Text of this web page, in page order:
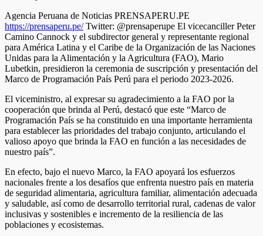
Agencia Peruana de Noticias PRENSAPERU.PE
https://prensaperu.pe/Twitter: @prensaperupe El vicecanciller Peter
Camino Cannock y el subdirector general y representante regional
para América Latina y el Caribe de la Organización de las Naciones
Unidas para la Alimentación y la Agricultura (FAO), Mario
Lubetkin, presidieron la ceremonia de suscripción y presentación del
Marco de Programación País Perú para el periodo 2023-2026.
El viceministro, al expresar su agradecimiento a la FAO por la
cooperación que brinda al Perú, destacó que este “Marco de
Programación País se ha constituido en una importante herramienta
para establecer las prioridades del trabajo conjunto, articulando el
valioso apoyo que brinda la FAO en función a las necesidades de
nuestro país”.
En efecto, bajo el nuevo Marco, la FAO apoyará los esfuerzos
nacionales frente a los desafíos que enfrenta nuestro país en materia
de seguridad alimentaria, agricultura familiar, alimentación adecuada
y saludable, así como de desarrollo territorial rural, cadenas de valor
inclusivas y sostenibles e incremento de la resiliencia de las
poblaciones y ecosistemas.